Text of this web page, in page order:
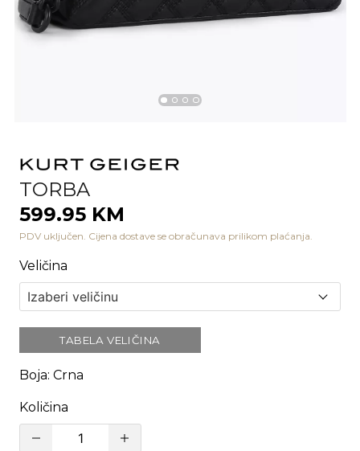
TORBA
599.95 KM
PDV uključen. Cijena dostave se obračunava prilikom plaćanja.
Veličina
TABELA VELIČINA
Boja: Crna
Količina